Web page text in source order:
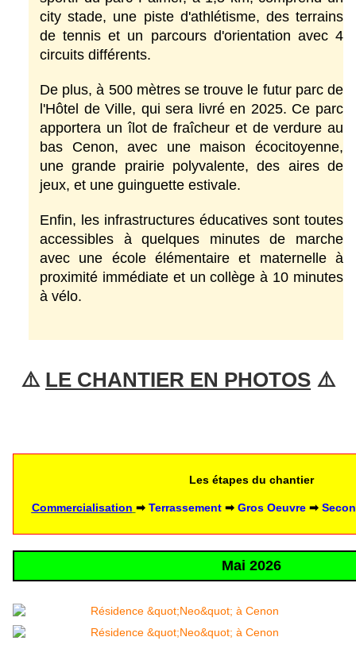
city stade, une piste d'athlétisme, des terrains
de tennis et un parcours d'orientation avec 4
circuits différents.
De plus, à 500 mètres se trouve le futur parc de
l'Hôtel de Ville, qui sera livré en 2025. Ce parc
apportera un îlot de fraîcheur et de verdure au
bas Cenon, avec une maison écocitoyenne,
une grande prairie polyvalente, des aires de
jeux, et une guinguette estivale.
Enfin, les infrastructures éducatives sont toutes
accessibles à quelques minutes de marche
avec une école élémentaire et maternelle à
proximité immédiate et un collège à 10 minutes
à vélo.
⚠️ LE CHANTIER EN PHOTOS ⚠️
Les étapes du chantier
Commercialisation ➡ Terrassement ➡ Gros Oeuvre ➡
Mai 2026